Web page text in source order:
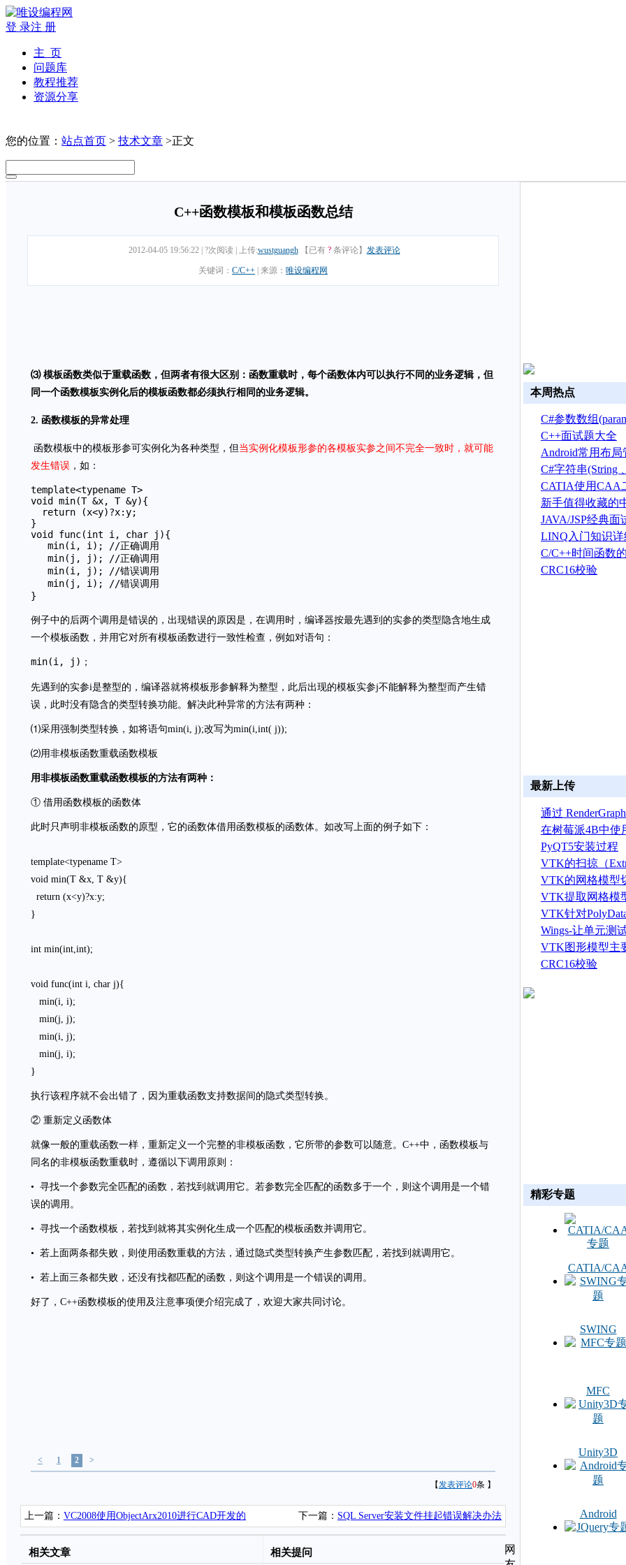
登 录注 册
主 页
问题库
教程推荐
资源分享
您的位置： 站点首页 > 技术文章 >正文
C++函数模板和模板函数总结
2012-04-05 19:56:22 ?次阅读 上传:wustguangh 【已有 ? 条评论】 发表评论
关键词： C/C++ 来源： 唯设编程网
⑶ 模板函数类似于重载函数，但两者有很大区别：函数重载时，每个函数体内可以执行不同的业务逻辑，但
同一个函数模板实例化后的模板函数都必须执行相同的业务逻辑。
2. 函数模板的异常处理
函数模板中的模板形参可实例化为各种类型，但当实例化模板形参的各模板实参之间不完全一致时，就可能
发生错误 ，如：
template<typename T>
void min(T &x, T &y){
return (x<y)?x:y;
}
void func(int i, char j){
min(i, i); //正确调用
min(j, j); //正确调用
min(i, j); //错误调用
min(j, i); //错误调用
}
例子中的后两个调用是错误的，出现错误的原因是，在调用时，编译器按最先遇到的实参的类型隐含地生成
一个模板函数，并用它对所有模板函数进行一致性检查，例如对语句：
min(i, j)；
先遇到的实参i是整型的，编译器就将模板形参解释为整型，此后出现的模板实参j不能解释为整型而产生错
误，此时没有隐含的类型转换功能。解决此种异常的方法有两种：
⑴采用强制类型转换，如将语句min(i, j);改写为min(i,int( j));
⑵用非模板函数重载函数模板
用非模板函数重载函数模板的方法有两种：
① 借用函数模板的函数体
此时只声明非模板函数的原型，它的函数体借用函数模板的函数体。如改写上面的例子如下：
template<typename T>
void min(T &x, T &y){
return (x<y)?x:y;
}
int min(int,int);
void func(int i, char j){
min(i, i);
min(j, j);
min(i, j);
min(j, i);
}
执行该程序就不会出错了，因为重载函数支持数据间的隐式类型转换。
② 重新定义函数体
就像一般的重载函数一样，重新定义一个完整的非模板函数，它所带的参数可以随意。C++中，函数模板与
同名的非模板函数重载时，遵循以下调用原则：
• 寻找一个参数完全匹配的函数，若找到就调用它。若参数完全匹配的函数多于一个，则这个调用是一个错
误的调用。
• 寻找一个函数模板，若找到就将其实例化生成一个匹配的模板函数并调用它。
• 若上面两条都失败，则使用函数重载的方法，通过隐式类型转换产生参数匹配，若找到就调用它。
• 若上面三条都失败，还没有找都匹配的函数，则这个调用是一个错误的调用。
好了，C++函数模板的使用及注意事项便介绍完成了，欢迎大家共同讨论。
< 1 2 >
【发表评论0条 】
上一篇： VC2008使用ObjectArx2010进行CAD开发的
环境配置
下一篇： SQL Server安装文件挂起错误解决办法
相关文章 相关提问
网
本周热点
C#参数数组
C++面试题大全
Android常用布
C#字符串(String
总结
CATIA使用CAA
建草图
新手值得收藏的
新手且英文不好
JAVA/JSP经典面
LINQ入门知识
C/C++时间函数
CRC16校验
最新上传
通过
建 ASTRYN 的
在树莓派4B中使
OpenGL ES程序
PyQT5安装过程
VTK的扫掠（
算法
VTK的网格模型
VTK提取网格模
据算法
VTK针对
线运算
Wings-让单元测
生成
VTK图形模型主
CRC16校验
精彩专题
CATIA/
SWING
MFC
Unity3D
Android